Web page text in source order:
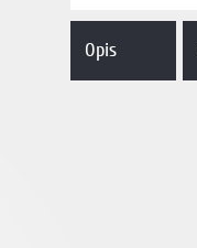
Opis